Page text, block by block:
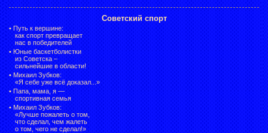
Советский спорт
• Путь к вершине:
как спорт превращает
нас в победителей
• Юные баскетболистки
из Советска –
сильнейшие в области!
• Михаил Зубков:
«Я себе уже всё доказал...»
• Папа, мама, я —
спортивная семья
• Михаил Зубков:
«Лучше пожалеть о том,
что сделал, чем жалеть
о том, чего не сделал!»